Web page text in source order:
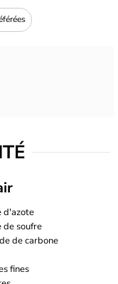
d'azote
de soufre
de carbone
fines